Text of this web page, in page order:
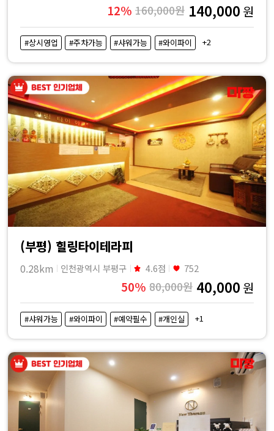
12% 160,000원 140,000 원
#상시영업 #주차가능 #샤워가능 #와이파이 +2
(부평) 힐링타이테라피
0.28km 인천광역시 부평구 4.6점 752
50% 80,000원 40,000 원
#샤워가능 #와이파이 #예약필수 #개인실 +1